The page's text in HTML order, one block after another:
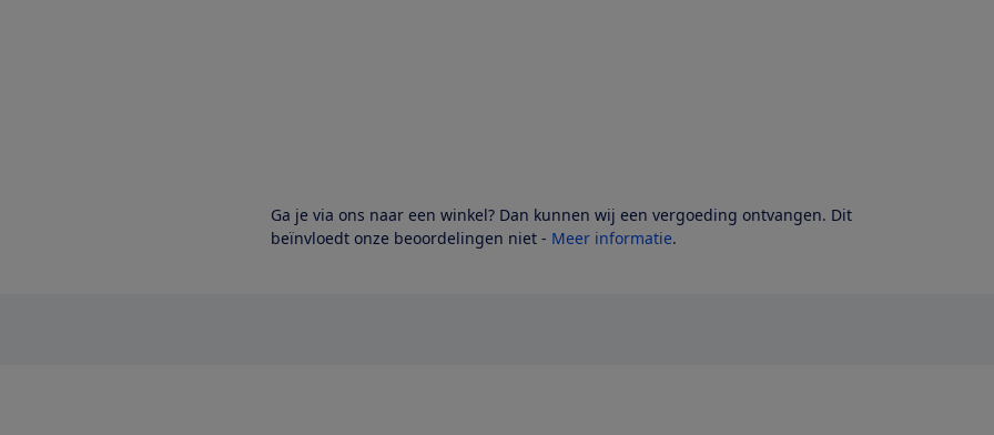
Ga je via ons naar een winkel? Dan kunnen wij een vergoeding ontvangen. Dit
beïnvloedt onze beoordelingen niet - Meer informatie.